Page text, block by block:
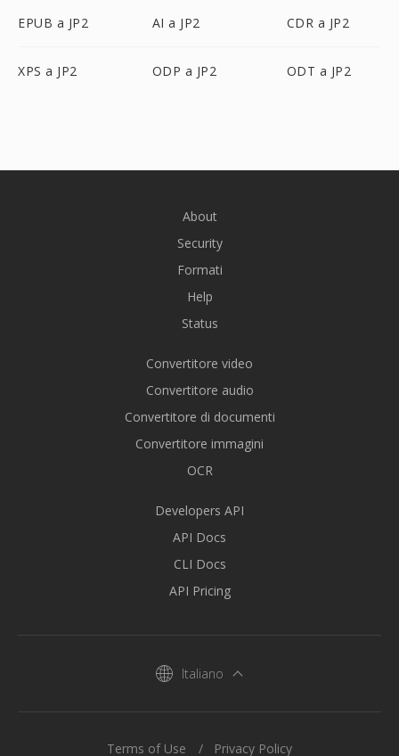
EPUB a JP2 AI a JP2 CDR a JP2
XPS a JP2 ODP a JP2 ODT a JP2
About
Security
Formati
Help
Status
Convertitore video
Convertitore audio
Convertitore di documenti
Convertitore immagini
OCR
Developers API
API Docs
CLI Docs
API Pricing
Italiano
Terms of Use Privacy Policy